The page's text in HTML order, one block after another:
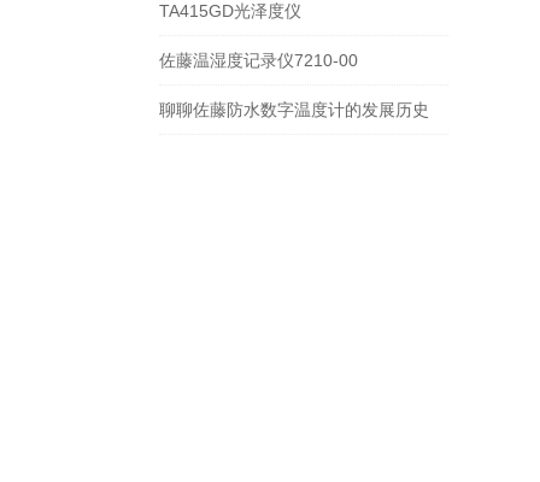
TA415GD光泽度仪
佐藤温湿度记录仪7210-00
聊聊佐藤防水数字温度计的发展历史